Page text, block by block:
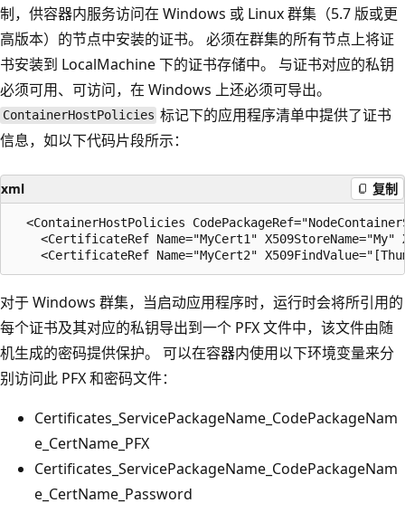
制，供容器内服务访问在 Windows 或 Linux 群集（5.7 版或更
高版本）的节点中安装的证书。 必须在群集的所有节点上将证
书安装到 LocalMachine 下的证书存储中。 与证书对应的私钥
必须可用、可访问，在 Windows 上还必须可导出。
ContainerHostPolicies 标记下的应用程序清单中提供了证书
信息，如以下代码片段所示：
xml 复制
<ContainerHostPolicies
<CertificateRef Name="MyCert1" X509StoreName="My"
对于 Windows 群集，当启动应用程序时，运行时会将所引用的
每个证书及其对应的私钥导出到一个 PFX 文件中，该文件由随
机生成的密码提供保护。 可以在容器内使用以下环境变量来分
别访问此 PFX 和密码文件：
Certificates_ServicePackageName_CodePackageNam
e_CertName_PFX
Certificates_ServicePackageName_CodePackageNam
e_CertName_Password